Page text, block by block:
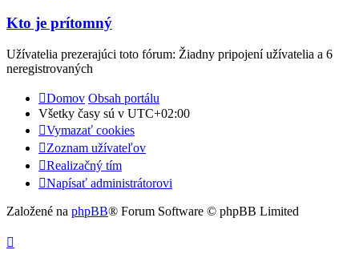
Kto je prítomný
Užívatelia prezerajúci toto fórum: Žiadny pripojení užívatelia a 6
neregistrovaných
Domov Obsah portálu
Všetky časy sú v UTC+02:00
Vymazať cookies
Zoznam užívateľov
Realizačný tím
Napísať administrátorovi
Založené na phpBB® Forum Software © phpBB Limited